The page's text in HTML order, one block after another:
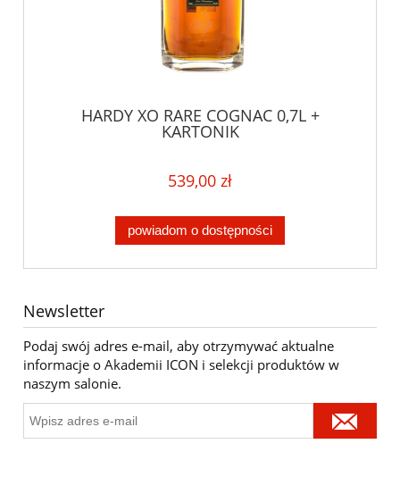
HARDY XO RARE COGNAC 0,7L +
KARTONIK
539,00 zł
powiadom o dostępności
Newsletter
Podaj swój adres e-mail, aby otrzymywać aktualne
informacje o Akademii ICON i selekcji produktów w
naszym salonie.